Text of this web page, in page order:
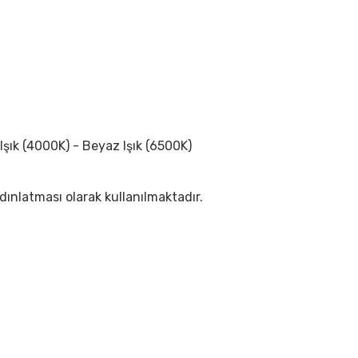
(4000K) - Beyaz Işık (6500K)
olarak kullanılmaktadır.